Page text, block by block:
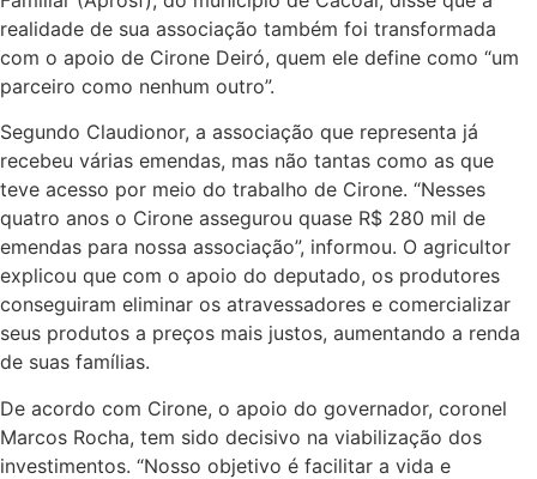
realidade de sua associação também foi transformada
com o apoio de Cirone Deiró, quem ele define como “um
parceiro como nenhum outro”.
Segundo Claudionor, a associação que representa já
recebeu várias emendas, mas não tantas como as que
teve acesso por meio do trabalho de Cirone. “Nesses
quatro anos o Cirone assegurou quase R$ 280 mil de
emendas para nossa associação”, informou. O agricultor
explicou que com o apoio do deputado, os produtores
conseguiram eliminar os atravessadores e comercializar
seus produtos a preços mais justos, aumentando a renda
de suas famílias.
De acordo com Cirone, o apoio do governador, coronel
Marcos Rocha, tem sido decisivo na viabilização dos
investimentos. “Nosso objetivo é facilitar a vida e